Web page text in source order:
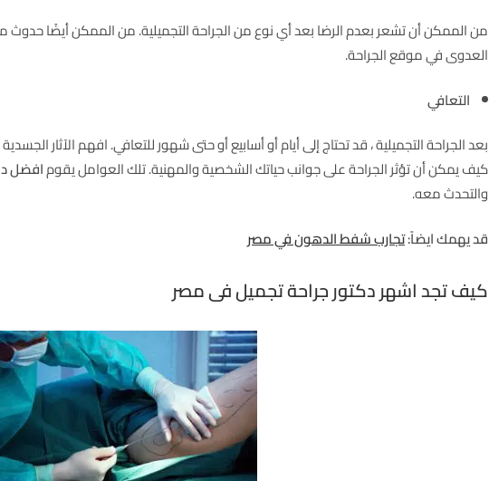
من الممكن أن تشعر بعدم الرضا بعد أي نوع من الجراحة التجميلية. من الممكن أيضًا حدوث
العدوى في موقع الجراحة.
التعافي
بعد الجراحة التجميلية ، قد تحتاج إلى أيام أو أسابيع أو حتى شهور للتعافي. افهم الآثار
كيف يمكن أن تؤثر الجراحة على جوانب حياتك الشخصية والمهنية. تلك العوامل يقومافضل
والتحدث معه.
قد يهمك ايضاً:تجارب شفط الدهون في مصر
كيف تجد اشهر دكتور جراحة تجميل فى مصر